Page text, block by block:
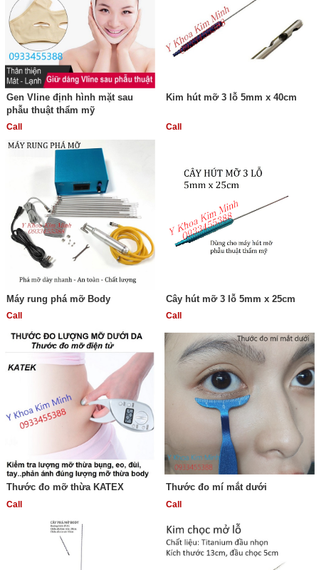
Gen Vline định hình mặt sau
phẫu thuật thẩm mỹ
Call
Kim hút mỡ 3 lỗ 5mm x 40cm
Call
Máy rung phá mỡ Body
Call
Cây hút mỡ 3 lỗ 5mm x 25cm
Call
Thước đo mỡ thừa KATEX
Call
Thước đo mí mắt dưới
Call